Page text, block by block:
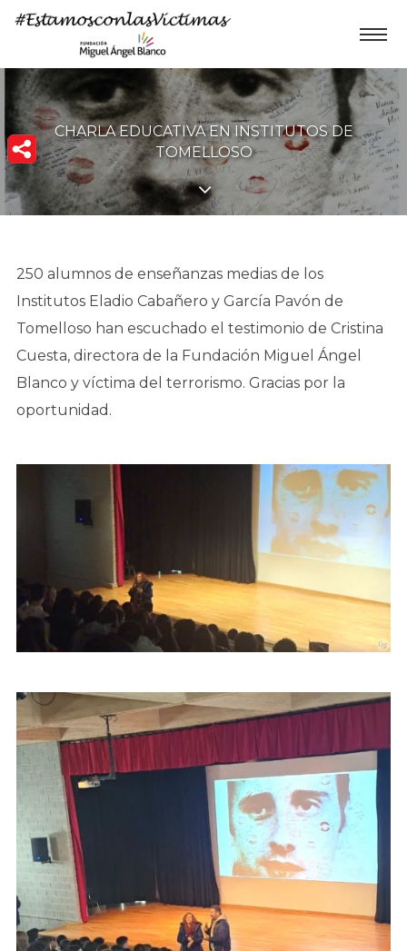
CHARLA EDUCATIVA EN INSTITUTOS DE
TOMELLOSO
250 alumnos de enseñanzas medias de los
Institutos Eladio Cabañero y García Pavón de
Tomelloso han escuchado el testimonio de Cristina
Cuesta, directora de la Fundación Miguel Ángel
Blanco y víctima del terrorismo. Gracias por la
oportunidad.